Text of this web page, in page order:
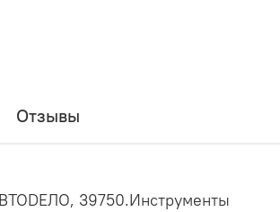
Отзывы
39750.Инструменты